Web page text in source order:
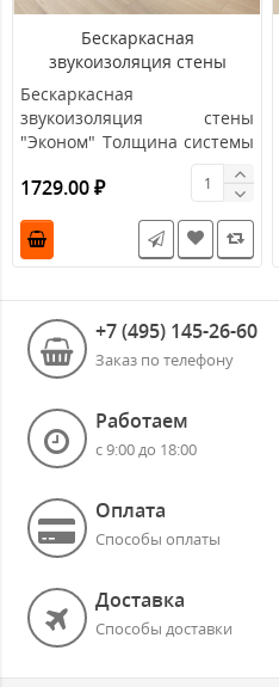
Бескаркасная
звукоизоляция стены
"Эконом"
Бескаркасная
звукоизоляция стены
"Эконом" Толщина системы
- 25 мм ЦЕНА указана за
1м2.&nb..
1729.00 ₽
+7 (495) 145-26-60
Заказ по телефону
Работаем
с 9:00 до 18:00
Оплата
Способы оплаты
Доставка
Способы доставки